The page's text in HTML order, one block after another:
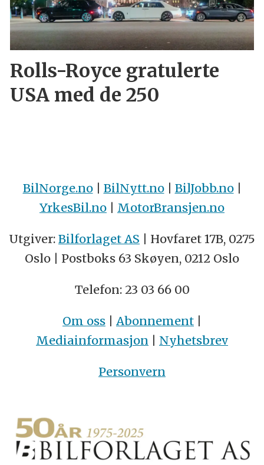
Rolls-Royce gratulerte
USA med de 250
BilNorge.no| BilNytt.no| BilJobb.no|
YrkesBil.no | MotorBransjen.no
Utgiver: Bilforlaget AS | Hovfaret 17B, 0275
Oslo | Postboks 63 Skøyen, 0212 Oslo
Telefon: 23 03 66 00
Om oss | Abonnement |
Mediainformasjon | Nyhetsbrev
Personvern